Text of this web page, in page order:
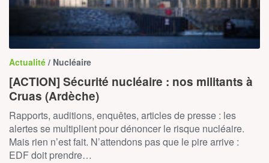
Actualité / Nucléaire
[ACTION] Sécurité nucléaire : nos militants à
Cruas (Ardèche)
Rapports, auditions, enquêtes, articles de presse : les
alertes se multiplient pour dénoncer le risque nucléaire.
Mais rien n’est fait. N’attendons pas que le pire arrive :
EDF doit prendre…